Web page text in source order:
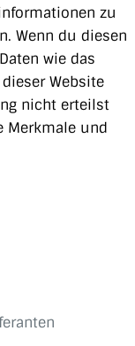
zu
Wenn du diesen
wie das
Website
nicht erteilst
Merkmale und